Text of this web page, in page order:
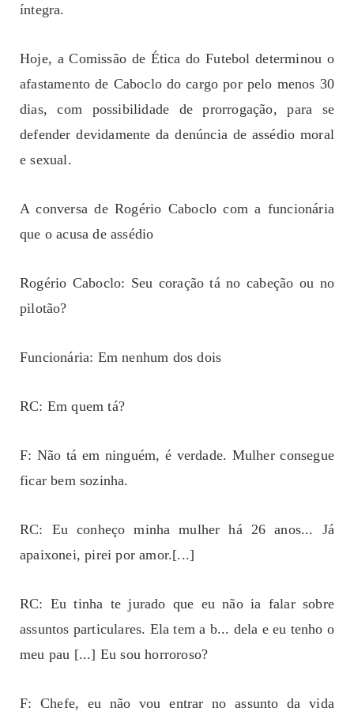
íntegra.
Hoje, a Comissão de Ética do Futebol determinou o
afastamento de Caboclo do cargo por pelo menos 30
dias, com possibilidade de prorrogação, para se
defender devidamente da denúncia de assédio moral
e sexual.
A conversa de Rogério Caboclo com a funcionária
que o acusa de assédio
Rogério Caboclo: Seu coração tá no cabeção ou no
pilotão?
Funcionária: Em nenhum dos dois
RC: Em quem tá?
F: Não tá em ninguém, é verdade. Mulher consegue
ficar bem sozinha.
RC: Eu conheço minha mulher há 26 anos... Já
apaixonei, pirei por amor.[...]
RC: Eu tinha te jurado que eu não ia falar sobre
assuntos particulares. Ela tem a b... dela e eu tenho o
meu pau [...] Eu sou horroroso?
F: Chefe, eu não vou entrar no assunto da vida